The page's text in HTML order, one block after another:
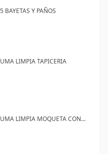
BAYETAS Y PAÑOS
LIMPIA TAPICERIA
LIMPIA MOQUETA CON...